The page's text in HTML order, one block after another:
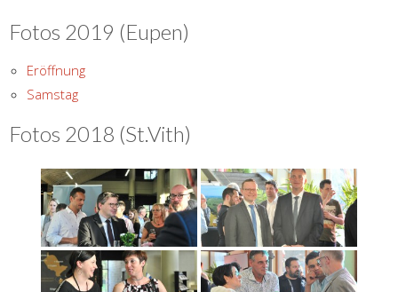
Fotos 2019 (Eupen)
Eröffnung
Samstag
Fotos 2018 (St.Vith)